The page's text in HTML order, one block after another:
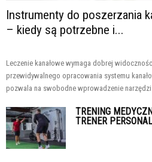
Instrumenty do poszerzania
– kiedy są potrzebne i...
Leczenie kanałowe wymaga dobrej
przewidywalnego opracowania systemu
pozwala na swobodne wprowadzenie narzędzi
TRENING
TRENER